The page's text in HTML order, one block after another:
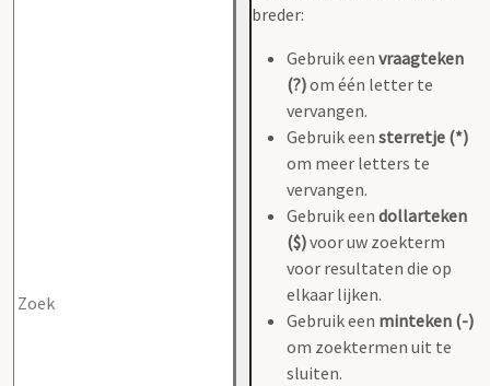
breder:
Gebruik een vraagteken
(?)om één letter te
vervangen.
Gebruik een sterretje (*)
om meer letters te
vervangen.
Gebruik een dollarteken
($)voor uw zoekterm
voor resultaten die op
elkaar lijken.
Gebruik een minteken (-)
om zoektermen uit te
sluiten.